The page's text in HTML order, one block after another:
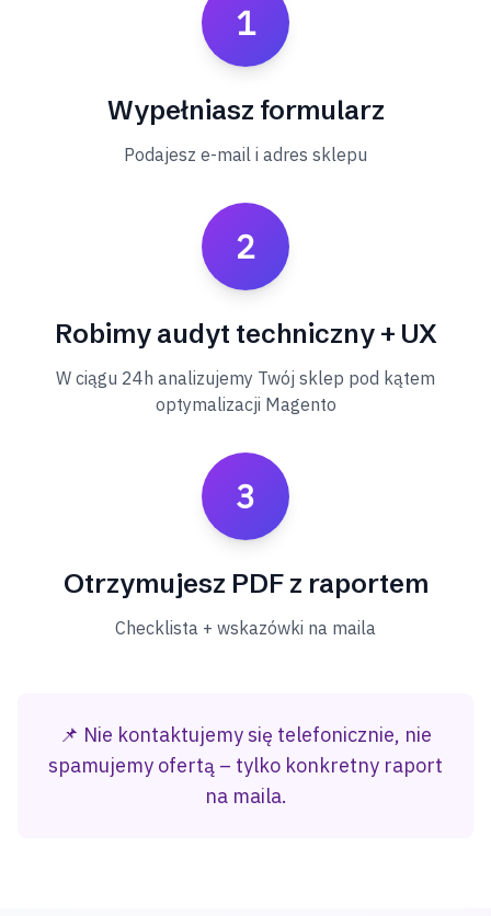
1
Wypełniasz formularz
Podajesz e-mail i adres sklepu
2
Robimy audyt techniczny + UX
W ciągu 24h analizujemy Twój sklep pod kątem
optymalizacji Magento
3
Otrzymujesz PDF z raportem
Checklista + wskazówki na maila
📌 Nie kontaktujemy się telefonicznie, nie
spamujemy ofertą – tylko konkretny raport
na maila.